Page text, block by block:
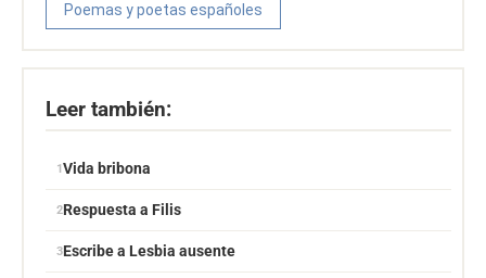
Poemas y poetas españoles
Leer también:
Vida bribona
Respuesta a Filis
Escribe a Lesbia ausente